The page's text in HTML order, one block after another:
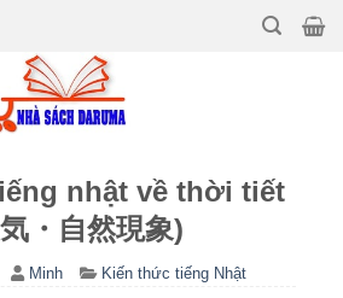
nhật về thời tiết
・自然現象)
Minh Kiến thức tiếng Nhật